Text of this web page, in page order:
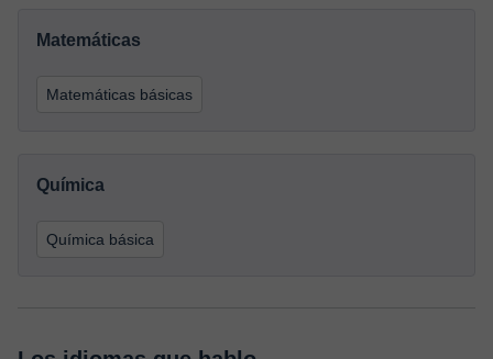
Matemáticas
Matemáticas básicas
Química
Química básica